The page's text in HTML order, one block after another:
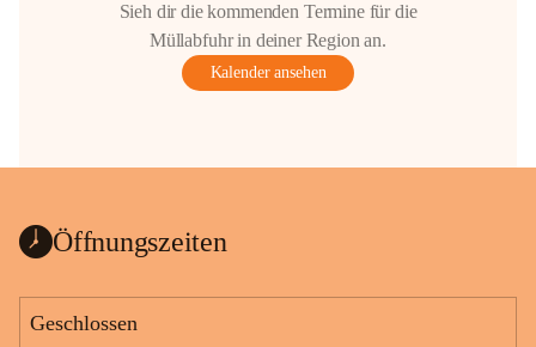
Sieh dir die kommenden Termine für die
Müllabfuhr in deiner Region an.
Kalender ansehen
Öffnungszeiten
Geschlossen